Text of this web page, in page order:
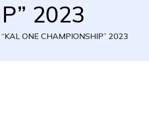
2023
ONE CHAMPIONSHIP” 2023